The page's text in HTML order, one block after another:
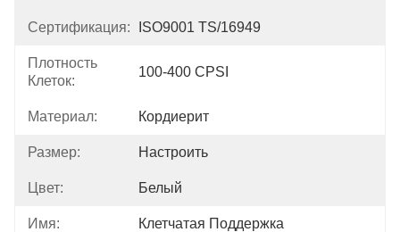
Сертификация: ISO9001 TS/16949
Плотность
Клеток:
100-400 CPSI
Материал: Кордиерит
Размер: Настроить
Цвет: Белый
Имя: Клетчатая Поддержка